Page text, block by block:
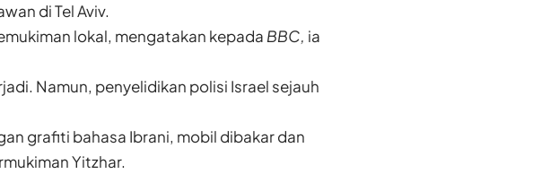
di Tel Aviv.
lokal, mengatakan kepada BBC, ia
Namun, penyelidikan polisi Israel sejauh
grafiti bahasa Ibrani, mobil dibakar dan
Yitzhar.